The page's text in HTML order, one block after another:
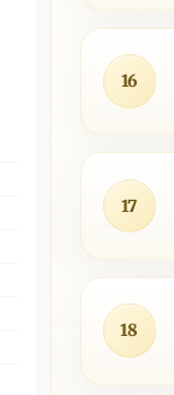
16
17
18